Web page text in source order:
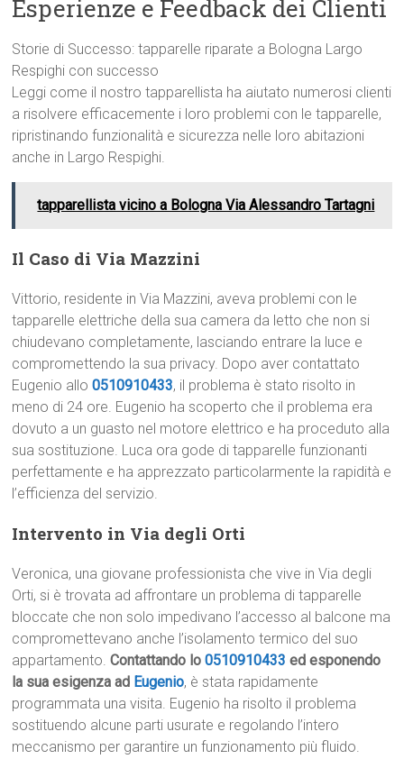
Esperienze e Feedback dei Clienti
Storie di Successo: tapparelle riparate a Bologna Largo
Respighi con successo
Leggi come il nostro tapparellista ha aiutato numerosi clienti
a risolvere efficacemente i loro problemi con le tapparelle,
ripristinando funzionalità e sicurezza nelle loro abitazioni
anche in Largo Respighi.
tapparellista vicino a Bologna Via Alessandro Tartagni
Il Caso di Via Mazzini
Vittorio, residente in Via Mazzini, aveva problemi con le
tapparelle elettriche della sua camera da letto che non si
chiudevano completamente, lasciando entrare la luce e
compromettendo la sua privacy. Dopo aver contattato
Eugenio allo0510910433, il problema è stato risolto in
meno di 24 ore. Eugenio ha scoperto che il problema era
dovuto a un guasto nel motore elettrico e ha proceduto alla
sua sostituzione. Luca ora gode di tapparelle funzionanti
perfettamente e ha apprezzato particolarmente la rapidità e
l’efficienza del servizio.
Intervento in Via degli Orti
Veronica, una giovane professionista che vive in Via degli
Orti, si è trovata ad affrontare un problema di tapparelle
bloccate che non solo impedivano l’accesso al balcone ma
compromettevano anche l’isolamento termico del suo
appartamento.Contattando lo0510910433 ed esponendo
la sua esigenza ad Eugenio, è stata rapidamente
programmata una visita. Eugenio ha risolto il problema
sostituendo alcune parti usurate e regolando l’intero
meccanismo per garantire un funzionamento più fluido.